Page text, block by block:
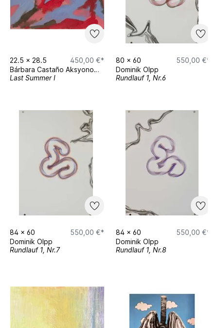
22.5 x 28.5
450,00 €*
Bárbara Castaño Aksyonova
Last Summer I
80 x 60
550,00 €*
Dominik Olpp
Rundlauf 1, Nr.6
84 x 60
550,00 €*
Dominik Olpp
Rundlauf 1, Nr.7
84 x 60
550,00 €*
Dominik Olpp
Rundlauf 1, Nr.8